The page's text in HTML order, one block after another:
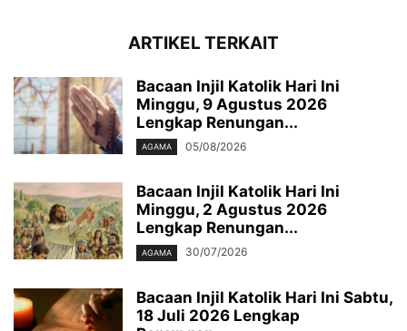
ARTIKEL TERKAIT
Bacaan Injil Katolik Hari Ini
Minggu, 9 Agustus 2026
Lengkap Renungan...
AGAMA 05/08/2026
Bacaan Injil Katolik Hari Ini
Minggu, 2 Agustus 2026
Lengkap Renungan...
AGAMA 30/07/2026
Bacaan Injil Katolik Hari Ini Sabtu,
18 Juli 2026 Lengkap